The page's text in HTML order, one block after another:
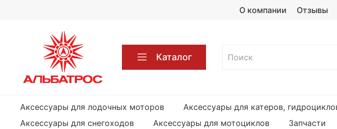
О компании Отзывы
Каталог
Аксессуары для лодочных моторов Аксессуары для катеров,
Аксессуары для снегоходов
Аксессуары для мотоциклов Запчасти